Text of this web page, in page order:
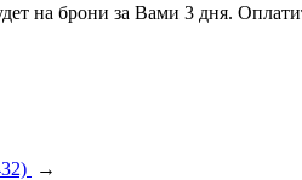
на брони за Вами 3 дня.
→